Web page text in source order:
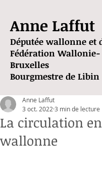
Anne Laffut
Députée wallonne et
Fédération Wallonie-
Bruxelles
Bourgmestre de Libin
La circulation
wallonne
Anne Laffut
3 oct. 2022 3 min de lecture